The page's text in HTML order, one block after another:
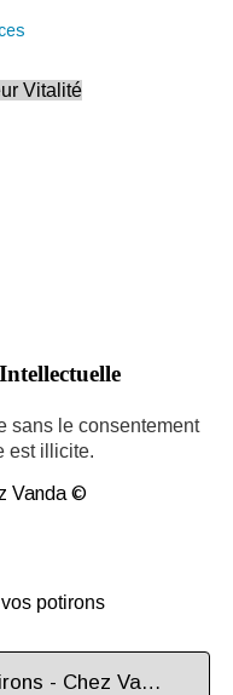
Vitalité
sans le consentement
est illicite.
Vanda ©
potirons
Cuisinons nos potirons - Chez Vanda